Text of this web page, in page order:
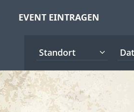
EVENT EINTRAGEN
Standort